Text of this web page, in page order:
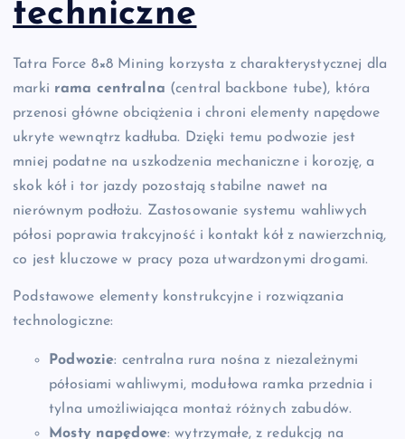
techniczne
Tatra Force 8×8 Mining korzysta z charakterystycznej dla
marki rama centralna (central backbone tube), która
przenosi główne obciążenia i chroni elementy napędowe
ukryte wewnątrz kadłuba. Dzięki temu podwozie jest
mniej podatne na uszkodzenia mechaniczne i korozję, a
skok kół i tor jazdy pozostają stabilne nawet na
nierównym podłożu. Zastosowanie systemu wahliwych
półosi poprawia trakcyjność i kontakt kół z nawierzchnią,
co jest kluczowe w pracy poza utwardzonymi drogami.
Podstawowe elementy konstrukcyjne i rozwiązania
technologiczne:
Podwozie: centralna rura nośna z niezależnymi
półosiami wahliwymi, modułowa ramka przednia i
tylna umożliwiająca montaż różnych zabudów.
Mosty napędowe: wytrzymałe, z redukcją na